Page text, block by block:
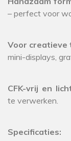
– perfect voor
Voor creatieve
mini-displays,
CFK-vrij en
te verwerken.
Specificaties: